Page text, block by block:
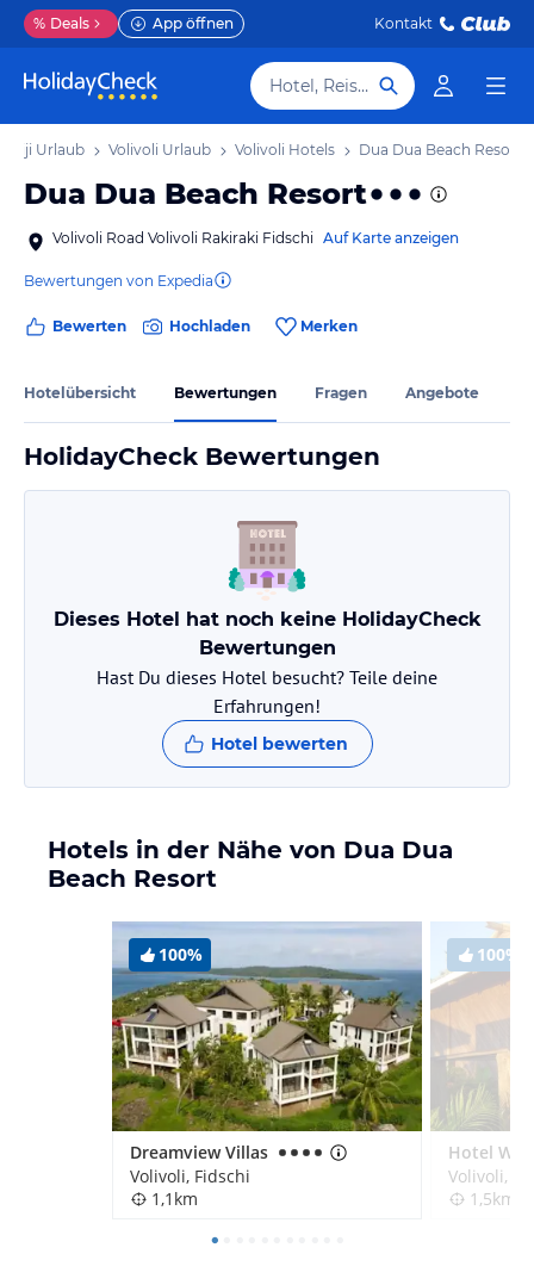
% Deals App öffnen Kontakt
Hotel, Reiseziel
Fiji Urlaub Volivoli Urlaub Volivoli Hotels Dua Dua Beach Resort
Dua Dua Beach Resort
Volivoli Road Volivoli Rakiraki Fidschi Auf Karte anzeigen
Bewertungen von Expedia
Bewerten Hochladen Merken
Hotelübersicht Bewertungen Fragen Angebote
HolidayCheck Bewertungen
Dieses Hotel hat noch keine HolidayCheck
Bewertungen
Hast Du dieses Hotel besucht? Teile deine
Erfahrungen!
Hotel bewerten
Hotels in der Nähe von Dua Dua
Beach Resort
100%
Dreamview Villas
Volivoli, Fidschi
1,1km
100%
Volivoli,
1,5km